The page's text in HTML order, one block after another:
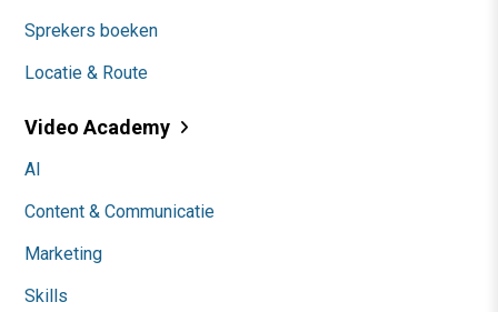
Sprekers boeken
Locatie & Route
Video Academy
AI
Content & Communicatie
Marketing
Skills